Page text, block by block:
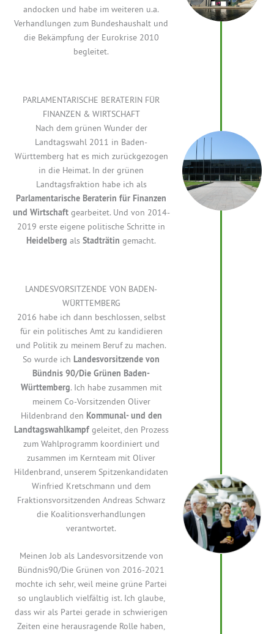
andocken und habe im weiteren u.a.
Verhandlungen zum Bundeshaushalt und
die Bekämpfung der Eurokrise 2010
begleitet.
PARLAMENTARISCHE BERATERIN FÜR
FINANZEN & WIRTSCHAFT
Nach dem grünen Wunder der
Landtagswahl 2011 in Baden-
Württemberg hat es mich zurückgezogen
in die Heimat. In der grünen
Landtagsfraktion habe ich als
Parlamentarische Beraterin für Finanzen
und Wirtschaftgearbeitet. Und von 2014-
2019 erste eigene politische Schritte in
Heidelberg als Stadträtin gemacht.
LANDESVORSITZENDE VON BADEN-
WÜRTTEMBERG
2016 habe ich dann beschlossen, selbst
für ein politisches Amt zu kandidieren
und Politik zu meinem Beruf zu machen.
So wurde ich Landesvorsitzende von
Bündnis 90/Die Grünen Baden-
Württemberg. Ich habe zusammen mit
meinem Co-Vorsitzenden Oliver
Hildenbrand den Kommunal- und den
Landtagswahlkampfgeleitet, den Prozess
zum Wahlprogramm koordiniert und
zusammen im Kernteam mit Oliver
Hildenbrand, unserem Spitzenkandidaten
Winfried Kretschmann und dem
Fraktionsvorsitzenden Andreas Schwarz
die Koalitionsverhandlungen
verantwortet.
Meinen Job als Landesvorsitzende von
Bündnis90/Die Grünen von 2016-2021
mochte ich sehr, weil meine grüne Partei
so unglaublich vielfältig ist. Ich glaube,
dass wir als Partei gerade in schwierigen
Zeiten eine herausragende Rolle haben,